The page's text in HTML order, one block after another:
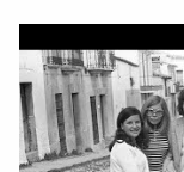
de Alconetar
del origen y